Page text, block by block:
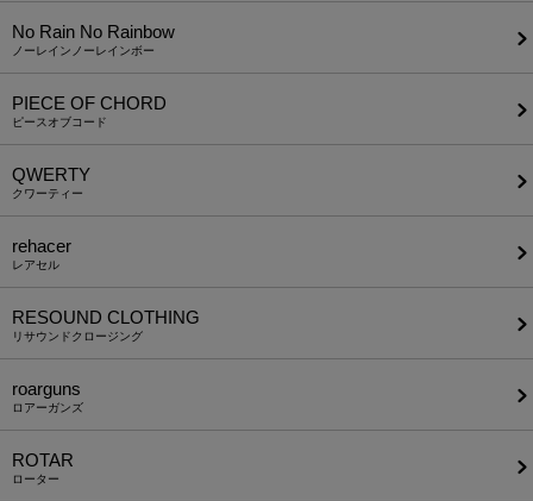
No Rain No Rainbow
ノーレインノーレインボー
PIECE OF CHORD
ピースオブコード
QWERTY
クワーティー
rehacer
レアセル
RESOUND CLOTHING
リサウンドクロージング
roarguns
ロアーガンズ
ROTAR
ローター